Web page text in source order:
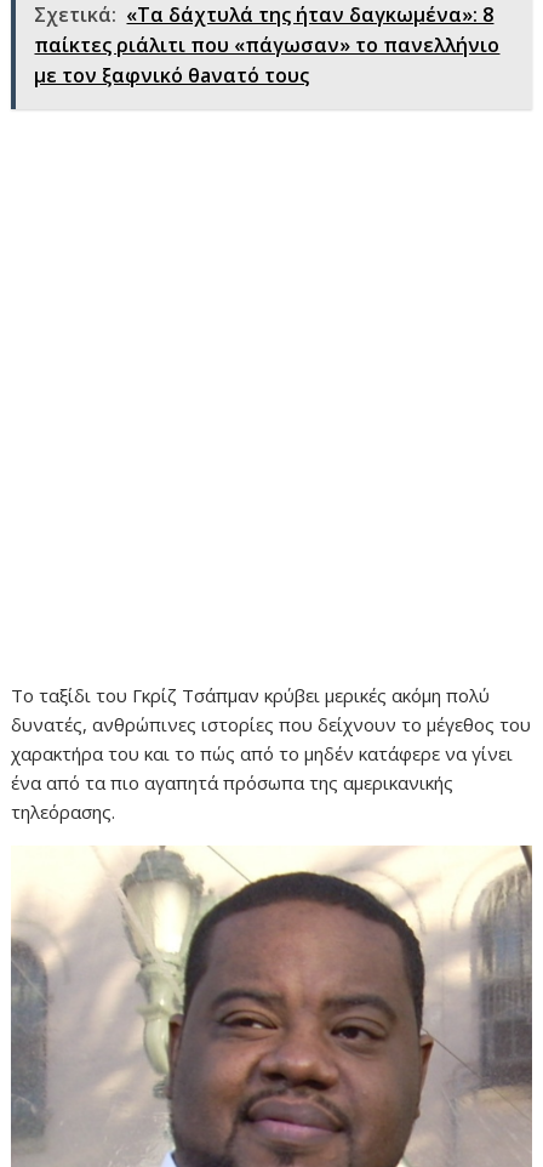
Σχετικά: «Τα δάχτυλά της ήταν δαγκωμένα»: 8
παίκτες ριάλιτι που «πάγωσαν» το πανελλήνιο
με τον ξαφνικό θaνατό τους
Το ταξίδι του Γκρίζ Τσάπμαν κρύβει μερικές ακόμη πολύ
δυνατές, ανθρώπινες ιστορίες που δείχνουν το μέγεθος του
χαρακτήρα του και το πώς από το μηδέν κατάφερε να γίνει
ένα από τα πιο αγαπητά πρόσωπα της αμερικανικής
τηλεόρασης.